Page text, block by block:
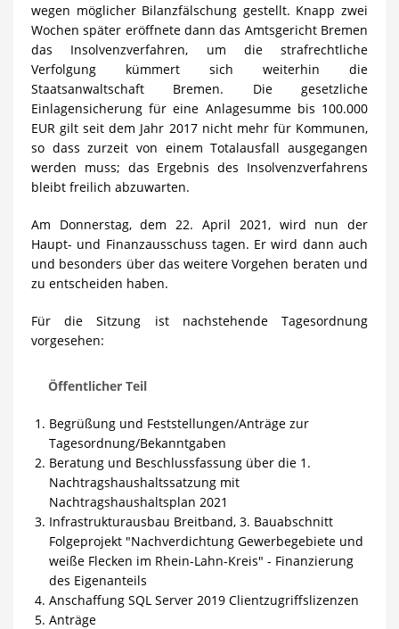
wegen möglicher Bilanzfälschung gestellt. Knapp zwei
Wochen später eröffnete dann das Amtsgericht Bremen
das Insolvenzverfahren, um die strafrechtliche
Verfolgung kümmert sich weiterhin die
Staatsanwaltschaft Bremen. Die gesetzliche
Einlagensicherung für eine Anlagesumme bis 100.000
EUR gilt seit dem Jahr 2017 nicht mehr für Kommunen,
so dass zurzeit von einem Totalausfall ausgegangen
werden muss; das Ergebnis des Insolvenzverfahrens
bleibt freilich abzuwarten.
Am Donnerstag, dem 22. April 2021, wird nun der
Haupt- und Finanzausschuss tagen. Er wird dann auch
und besonders über das weitere Vorgehen beraten und
zu entscheiden haben.
Für die Sitzung ist nachstehende Tagesordnung
vorgesehen:
Öffentlicher Teil
Begrüßung und Feststellungen/Anträge zur
Tagesordnung/Bekanntgaben
Beratung und Beschlussfassung über die 1.
Nachtragshaushaltssatzung mit
Nachtragshaushaltsplan 2021
Infrastrukturausbau Breitband, 3. Bauabschnitt
Folgeprojekt "Nachverdichtung Gewerbegebiete und
weiße Flecken im Rhein-Lahn-Kreis" - Finanzierung
des Eigenanteils
Anschaffung SQL Server 2019 Clientzugriffslizenzen
Anträge